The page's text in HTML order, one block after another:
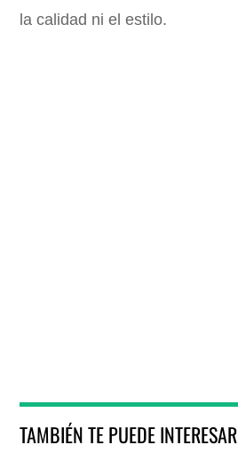
la calidad ni el estilo.
TAMBIÉN TE PUEDE INTERESAR